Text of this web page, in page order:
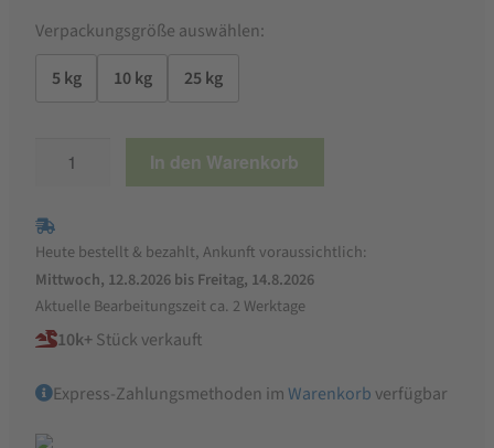
Verpackungsgröße auswählen:
5 kg
10 kg 25 kg
Nagerfutter
mit
6
Kräutern
|
ohne
Menge
In den Warenkorb
Heute bestellt & bezahlt, Ankunft voraussichtlich:
Mittwoch, 12.8.2026 bis Freitag, 14.8.2026
Aktuelle Bearbeitungszeit ca. 2 Werktage
10k+Stück verkauft
Express-Zahlungsmethoden imWarenkorb verfügbar